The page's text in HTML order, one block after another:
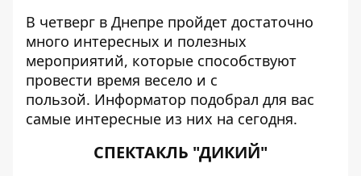
В четверг в Днепре пройдет достаточно
много интересных и полезных
мероприятий, которые способствуют
провести время весело и с
пользой. Информатор подобрал для вас
самые интересные из них на сегодня.
СПЕКТАКЛЬ "ДИКИЙ"